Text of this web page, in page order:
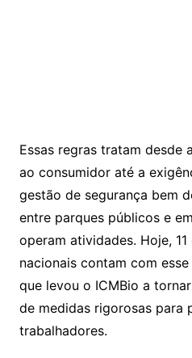
Essas regras tratam desde
ao consumidor até a
gestão de segurança bem
entre parques públicos e
operam atividades. Hoje,
nacionais contam com
que levou o ICMBio a
de medidas rigorosas para
trabalhadores.